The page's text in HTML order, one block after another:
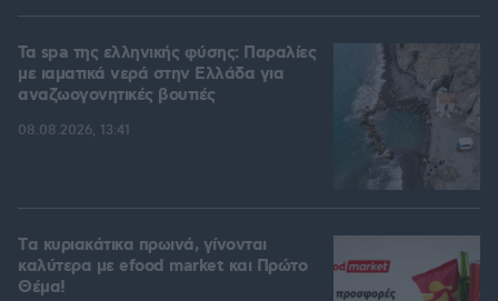
Τα spa της ελληνικής φύσης: Παραλίες
με ιαματικά νερά στην Ελλάδα για
αναζωογονητικές βουτιές
08.08.2026, 13:41
Tα κυριακάτικα πρωινά, γίνονται
καλύτερα με efood market και Πρώτο
Θέμα!